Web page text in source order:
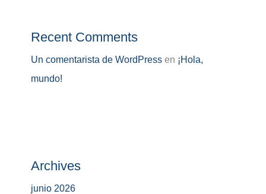
Recent Comments
Un comentarista de WordPress en ¡Hola,
mundo!
Archives
junio 2026